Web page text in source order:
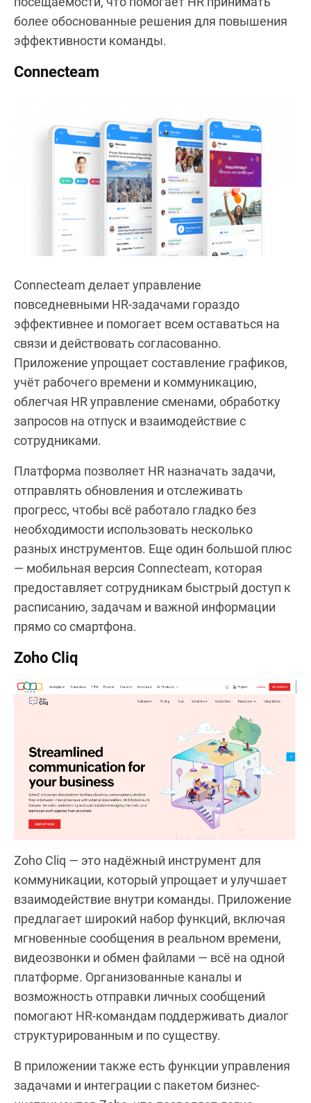
более обоснованные решения для повышения
эффективности команды.
Connecteam
Connecteam делает управление
повседневными HR-задачами гораздо
эффективнее и помогает всем оставаться на
связи и действовать согласованно.
Приложение упрощает составление графиков,
учёт рабочего времени и коммуникацию,
облегчая HR управление сменами, обработку
запросов на отпуск и взаимодействие с
сотрудниками.
Платформа позволяет HR назначать задачи,
отправлять обновления и отслеживать
прогресс, чтобы всё работало гладко без
необходимости использовать несколько
разных инструментов. Еще один большой плюс
— мобильная версия Connecteam, которая
предоставляет сотрудникам быстрый доступ к
расписанию, задачам и важной информации
прямо со смартфона.
Zoho Cliq
Zoho Cliq — это надёжный инструмент для
коммуникации, который упрощает и улучшает
взаимодействие внутри команды. Приложение
предлагает широкий набор функций, включая
мгновенные сообщения в реальном времени,
видеозвонки и обмен файлами — всё на одной
платформе. Организованные каналы и
возможность отправки личных сообщений
помогают HR-командам поддерживать диалог
структурированным и по существу.
В приложении также есть функции управления
задачами и интеграции с пакетом бизнес-